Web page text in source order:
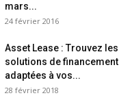
mars...
24 février 2016
Asset Lease : Trouvez les
solutions de financement
adaptées à vos...
28 février 2018